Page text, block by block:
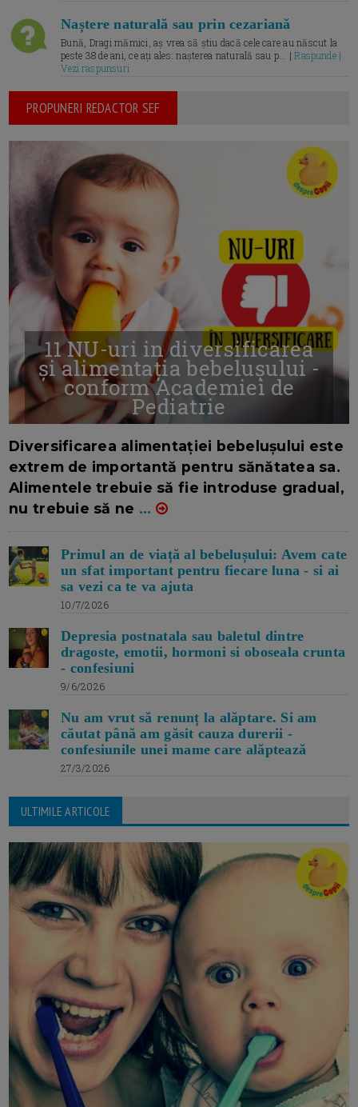
Naștere naturală sau prin cezariană
Bună, Dragi mămici, aș vrea să știu dacă cele care au născut la
peste 38 de ani, ce ați ales: nașterea naturală sau p... |Raspunde |
Vezi raspunsuri
PROPUNERI REDACTOR SEF
11 NU-uri in diversificarea
și alimentația bebelușului -
conform Academiei de
Pediatrie
Diversificarea alimentației bebelușului este
extrem de importantă pentru sănătatea sa.
Alimentele trebuie să fie introduse gradual,
nu trebuie să ne ...
Primul an de viață al bebelușului: Avem cate
un sfat important pentru fiecare luna - si ai
sa vezi ca te va ajuta
10/7/2026
Depresia postnatala sau baletul dintre
dragoste, emotii, hormoni si oboseala crunta
- confesiuni
9/6/2026
Nu am vrut să renunț la alăptare. Si am
căutat până am găsit cauza durerii -
confesiunile unei mame care alăptează
27/3/2026
ULTIMILE ARTICOLE